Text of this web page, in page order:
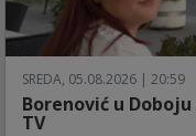
SREDA, 05.08.2026 | 20:59
Borenović u
TV